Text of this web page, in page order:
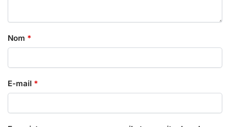
Nom *
E-mail *